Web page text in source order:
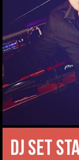
DJ Set